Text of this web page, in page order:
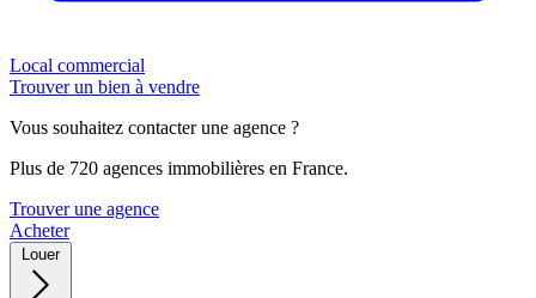
Local commercial
Trouver un bien à vendre
Vous souhaitez contacter une agence ?
Plus de 720 agences immobilières en France.
Trouver une agence
Acheter
Louer